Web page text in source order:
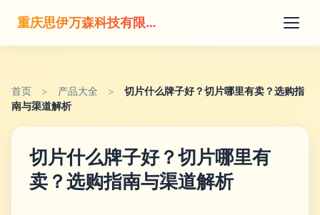
重庆思伊万森科技有限公司
首页 > 产品大全 >
切片什么牌子好？切片哪里有卖？选购指
南与渠道解析
切片什么牌子好？切片哪里有
卖？选购指南与渠道解析